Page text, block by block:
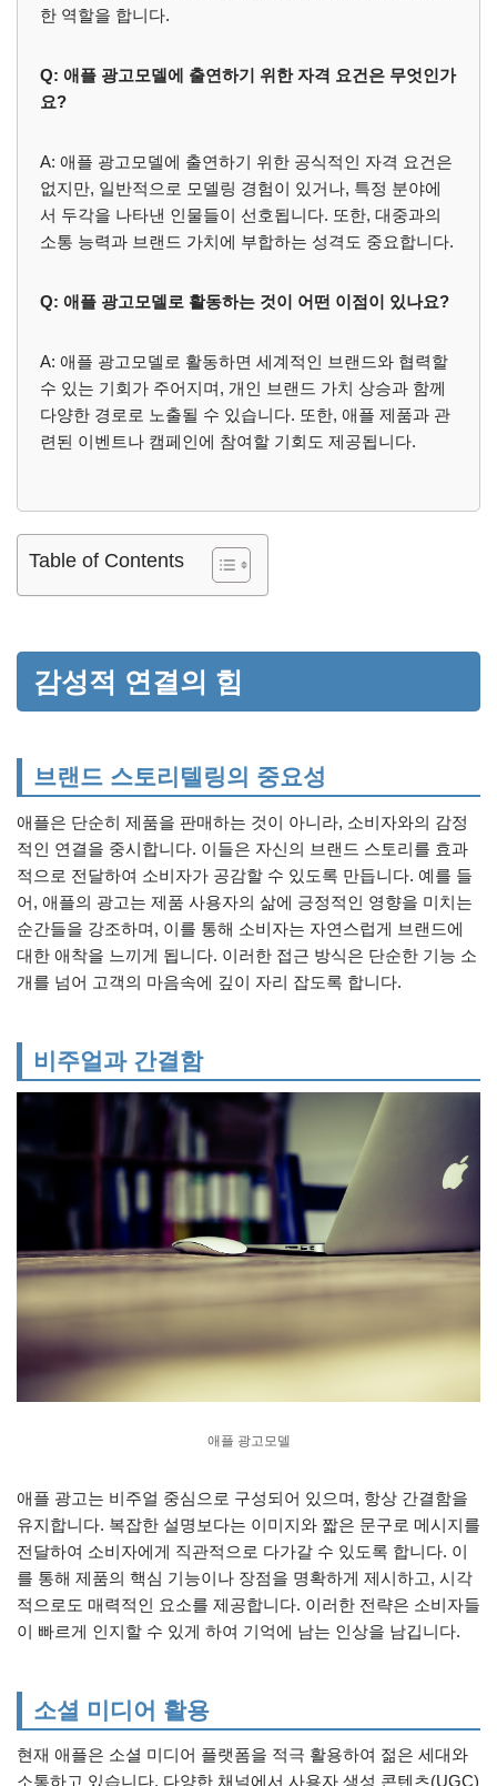
한 역할을 합니다.
Q: 애플 광고모델에 출연하기 위한 자격 요건은 무엇인가
요?
A: 애플 광고모델에 출연하기 위한 공식적인 자격 요건은
없지만, 일반적으로 모델링 경험이 있거나, 특정 분야에
서 두각을 나타낸 인물들이 선호됩니다. 또한, 대중과의
소통 능력과 브랜드 가치에 부합하는 성격도 중요합니다.
Q: 애플 광고모델로 활동하는 것이 어떤 이점이 있나요?
A: 애플 광고모델로 활동하면 세계적인 브랜드와 협력할
수 있는 기회가 주어지며, 개인 브랜드 가치 상승과 함께
다양한 경로로 노출될 수 있습니다. 또한, 애플 제품과 관
련된 이벤트나 캠페인에 참여할 기회도 제공됩니다.
Table of Contents
감성적 연결의 힘
브랜드 스토리텔링의 중요성
애플은 단순히 제품을 판매하는 것이 아니라, 소비자와의 감정
적인 연결을 중시합니다. 이들은 자신의 브랜드 스토리를 효과
적으로 전달하여 소비자가 공감할 수 있도록 만듭니다. 예를 들
어, 애플의 광고는 제품 사용자의 삶에 긍정적인 영향을 미치는
순간들을 강조하며, 이를 통해 소비자는 자연스럽게 브랜드에
대한 애착을 느끼게 됩니다. 이러한 접근 방식은 단순한 기능 소
개를 넘어 고객의 마음속에 깊이 자리 잡도록 합니다.
비주얼과 간결함
애플 광고모델
애플 광고는 비주얼 중심으로 구성되어 있으며, 항상 간결함을
유지합니다. 복잡한 설명보다는 이미지와 짧은 문구로 메시지를
전달하여 소비자에게 직관적으로 다가갈 수 있도록 합니다. 이
를 통해 제품의 핵심 기능이나 장점을 명확하게 제시하고, 시각
적으로도 매력적인 요소를 제공합니다. 이러한 전략은 소비자들
이 빠르게 인지할 수 있게 하여 기억에 남는 인상을 남깁니다.
소셜 미디어 활용
현재 애플은 소셜 미디어 플랫폼을 적극 활용하여 젊은 세대와
소통하고 있습니다. 다양한 채널에서 사용자 생성 콘텐츠(UGC)